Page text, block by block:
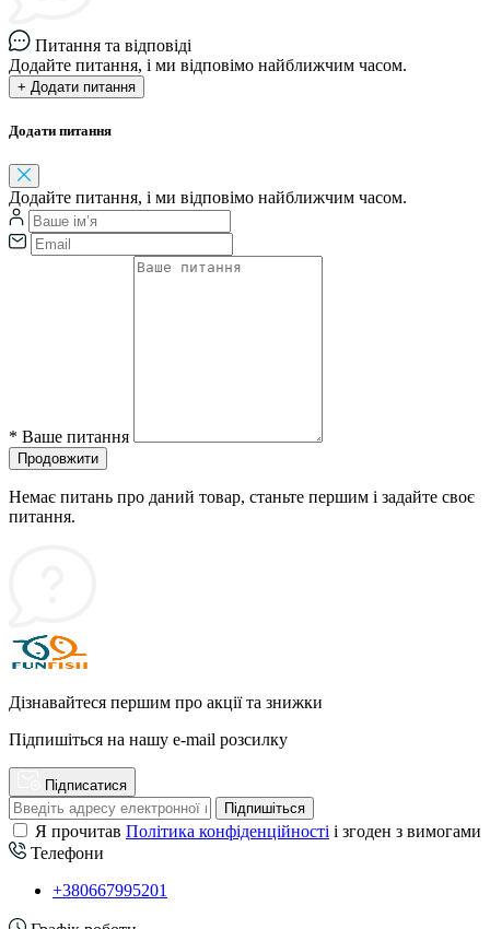
Питання та відповіді
Додайте питання, і ми відповімо найближчим часом.
+ Додати питання
Додати питання
Додайте питання, і ми відповімо найближчим часом.
* Ваше питання
Продовжити
Немає питань про даний товар, станьте першим і задайте своє
питання.
Дізнавайтеся першим про акції та знижки
Підпишіться на нашу e-mail розсилку
Підписатися
Підпишіться
Я прочитав Політика конфіденційності і згоден з вимогами
Телефони
+380667995201